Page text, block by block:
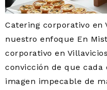
Catering corporativo en
nuestro enfoque En
corporativo en
convicción de que cada
imagen impecable de